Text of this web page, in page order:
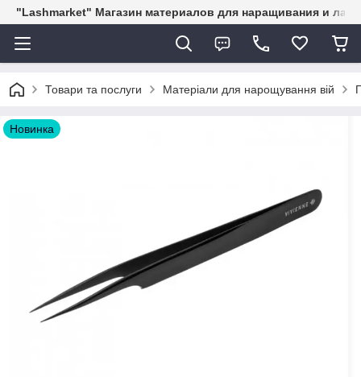
"Lashmarket" Магазин материалов для наращивания и
Товари та послуги Матеріали для нарощування вій
Новинка